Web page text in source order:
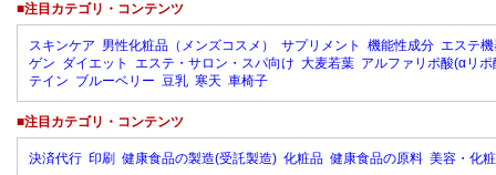
■注目カテゴリ・コンテンツ
スキンケア 男性化粧品（メンズコスメ） サプリメント 機能性成分 エステ
ゲン ダイエット エステ・サロン・スパ向け 大麦若葉 アルファリポ酸(αリポ
テイン ブルーベリー 豆乳 寒天 車椅子
■注目カテゴリ・コンテンツ
決済代行 印刷 健康食品の製造(受託製造) 化粧品 健康食品の原料 美容・化